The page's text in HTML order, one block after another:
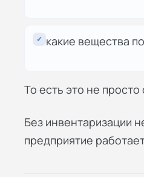
✓ какие вещества
То есть это не
Без инвентаризации
предприятие